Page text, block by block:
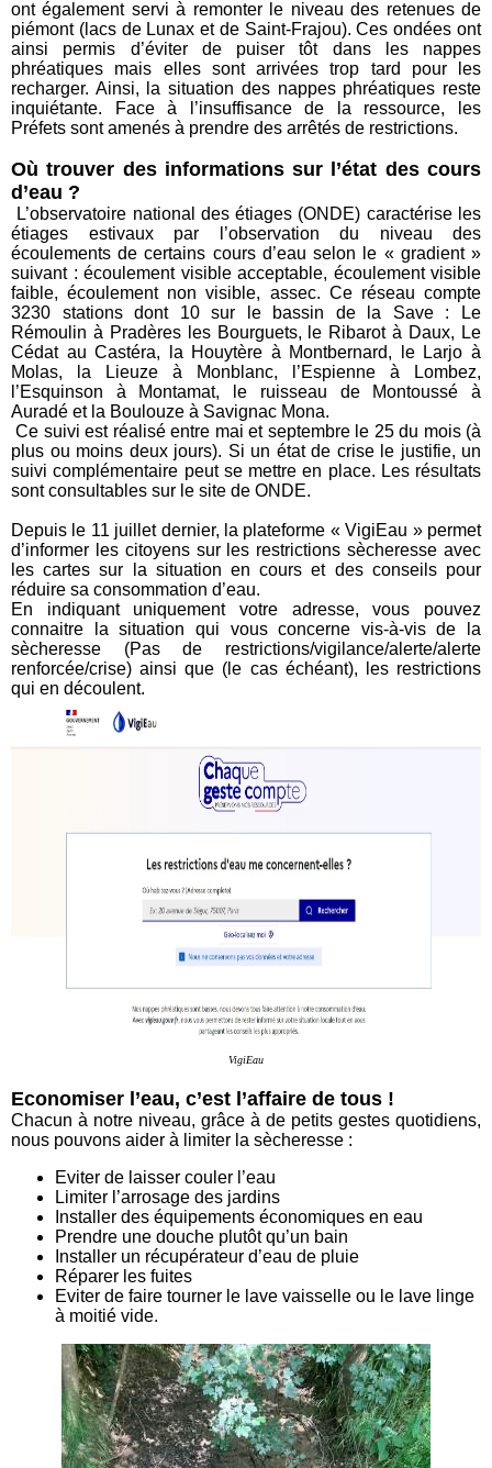
ont également servi à remonter le niveau des retenues de
piémont (lacs de Lunax et de Saint-Frajou). Ces ondées ont
ainsi permis d’éviter de puiser tôt dans les nappes
phréatiques mais elles sont arrivées trop tard pour les
recharger. Ainsi, la situation des nappes phréatiques reste
inquiétante. Face à l’insuffisance de la ressource, les
Préfets sont amenés à prendre des arrêtés de restrictions.
Où trouver des informations sur l’état des cours
d’eau ?
L’observatoire national des étiages (ONDE) caractérise les
étiages estivaux par l’observation du niveau des
écoulements de certains cours d’eau selon le « gradient »
suivant : écoulement visible acceptable, écoulement visible
faible, écoulement non visible, assec. Ce réseau compte
3230 stations dont 10 sur le bassin de la Save : Le
Rémoulin à Pradères les Bourguets, le Ribarot à Daux, Le
Cédat au Castéra, la Houytère à Montbernard, le Larjo à
Molas, la Lieuze à Monblanc, l’Espienne à Lombez,
l’Esquinson à Montamat, le ruisseau de Montoussé à
Auradé et la Boulouze à Savignac Mona.
Ce suivi est réalisé entre mai et septembre le 25 du mois (à
plus ou moins deux jours). Si un état de crise le justifie, un
suivi complémentaire peut se mettre en place. Les résultats
sont consultables sur le site de ONDE.
Depuis le 11 juillet dernier, la plateforme « VigiEau » permet
d’informer les citoyens sur les restrictions sècheresse avec
les cartes sur la situation en cours et des conseils pour
réduire sa consommation d’eau.
En indiquant uniquement votre adresse, vous pouvez
connaitre la situation qui vous concerne vis-à-vis de la
sècheresse (Pas de restrictions/vigilance/alerte/alerte
renforcée/crise) ainsi que (le cas échéant), les restrictions
qui en découlent.
VigiEau
Economiser l’eau, c’est l’affaire de tous !
Chacun à notre niveau, grâce à de petits gestes quotidiens,
nous pouvons aider à limiter la sècheresse :
Eviter de laisser couler l’eau
Limiter l’arrosage des jardins
Installer des équipements économiques en eau
Prendre une douche plutôt qu’un bain
Installer un récupérateur d’eau de pluie
Réparer les fuites
Eviter de faire tourner le lave vaisselle ou le lave linge
à moitié vide.